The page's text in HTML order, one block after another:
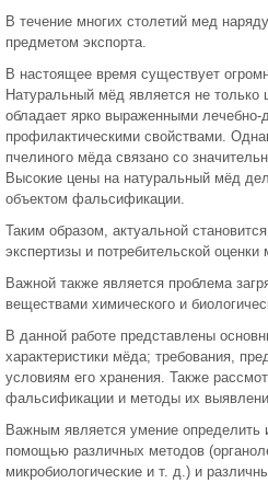
В течение многих столетий мед
предметом экспорта.
В настоящее время существует
Натуральный мёд является не только
обладает ярко выраженными лечебно-
профилактическими свойствами.
пчелиного мёда связано со
Высокие цены на натуральный мёд
объектом фальсификации.
Таким образом, актуальной
экспертизы и потребительской оценки
Важной также является проблема
веществами химического и
В данной работе представлены
характеристики мёда; требования,
условиям его хранения. Также
фальсификации и методы их
Важным является умение определить
помощью различных методов
микробиологические и т. д.) и